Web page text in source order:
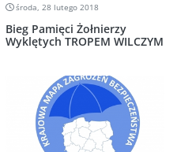
środa, 28 lutego 2018
Bieg Pamięci Żołnierzy
Wyklętych TROPEM WILCZYM